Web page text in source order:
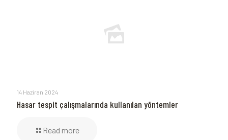
14 Haziran 2024
Hasar tespit çalışmalarında kullanılan yöntemler
Read more